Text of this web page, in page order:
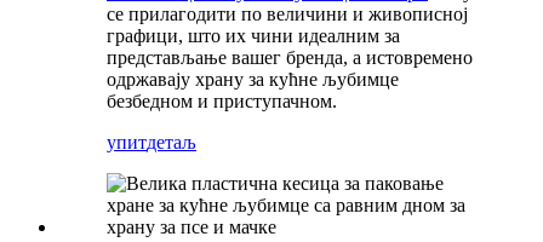
се прилагодити по величини и живописној
графици, што их чини идеалним за
представљање вашег бренда, а истовремено
одржавају храну за кућне љубимце
безбедном и приступачном.
упитдетаљ